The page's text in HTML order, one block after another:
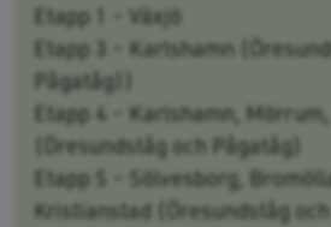
Etapp 1 – Växjö
Etapp 3 – Karlshamn
Pågatåg))
Etapp 4 – Karlshamn,
(Öresundståg och Pågatåg)
Etapp 5 – Sölvesborg,
Kristianstad (Öresundståg och